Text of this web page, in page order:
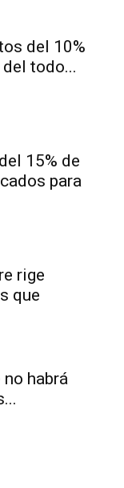
del 10%
todo...
15% de
para
rige
que
habrá